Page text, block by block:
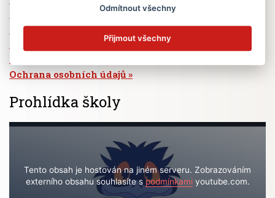
Dotace a granty
Volná pracovní místa
Zřizovatel školy (MČ Praha 6)
Ochrana osobních údajů
Prohlídka školy
Tento obsah je hostován na jiném serveru. Zobrazováním
externího obsahu souhlasíte spodmínkamiyoutube.com.
Odmítnout všechny
Přijmout všechny